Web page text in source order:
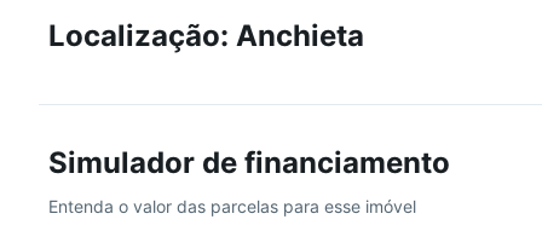
independente e 02 DCE, oferecendo excelente
03 vagas de garagem, sendo 02 livres e 01 em linha.
Condomínio e infraestrutura: Condomínio com
Localização: Anchieta
Simulador de financiamento
Entenda o valor das parcelas para esse imóvel